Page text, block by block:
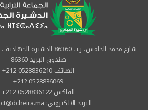
شارع محمد الخامس، ر.ب 86360
صندوق البريد 86360
الهاتف 0528836210 212+
0528836069 212+
الفاكس 0528836122 212+
البريد الالكتروني: contact@dcheira.ma